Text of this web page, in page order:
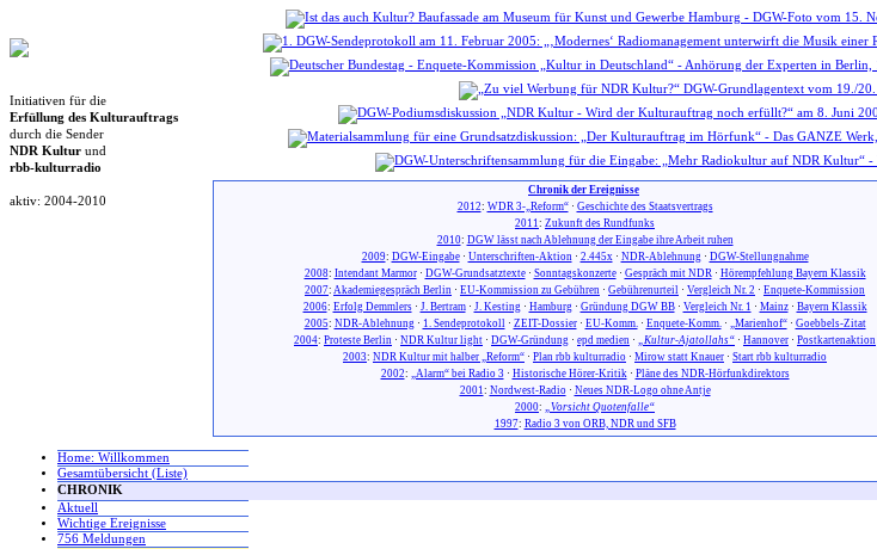
Initiativen für die
Erfüllung des Kulturauftrags
durch die Sender
NDR Kultur und
rbb-kulturradio
aktiv: 2004-2010
Chronik der Ereignisse
2012: WDR 3-„Reform“· Geschichte des Staatsvertrags
2011: Zukunft des Rundfunks
2010: DGW lässt nach Ablehnung der Eingabe ihre Arbeit ruhen
2009: DGW-Eingabe· Unterschriften-Aktion· 2.445x· NDR-Ablehnung· DGW-Stellungnahme
2008: Intendant Marmor· DGW-Grundsatztexte· Sonntagskonzerte· Gespräch mit NDR· Hörempfehlung Bayern Klassik
2007: Akademiegespräch Berlin · EU-Kommission zu Gebühren · Gebührenurteil · Vergleich Nr. 2 · Enquete-Kommission
2006: Erfolg Demmlers· J. Bertram· J. Kesting· Hamburg· Gründung DGW BB· Vergleich Nr. 1 · Mainz· Bayern Klassik
2005: NDR-Ablehnung· 1. Sendeprotokoll· ZEIT-Dossier· EU-Komm.· Enquete-Komm.· „Marienhof“· Goebbels-Zitat
2004: Proteste Berlin · NDR Kultur light · DGW-Gründung · epd medien · „Kultur-Ajatollahs“ · Hannover · Postkartenaktion
2003: NDR Kultur mit halber „Reform“ · Plan rbb kulturradio · Mirow statt Knauer · Start rbb kulturradio
2002: „Alarm“ bei Radio 3 · Historische Hörer-Kritik· Pläne des NDR-Hörfunkdirektors
2001: Nordwest-Radio· Neues NDR-Logo ohne Antje
2000: „Vorsicht Quotenfalle“
1997: Radio 3 von ORB, NDR und SFB
Home: Willkommen
Gesamtübersicht (Liste)
CHRONIK
Aktuell
Wichtige Ereignisse
756 Meldungen